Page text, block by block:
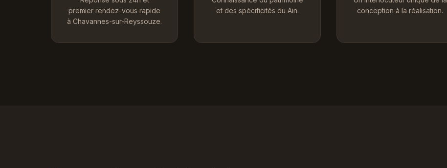
premier rendez-vous rapide
à Chavannes-sur-Reyssouze.
et des spécificités du Ain.
conception à la réalisation.